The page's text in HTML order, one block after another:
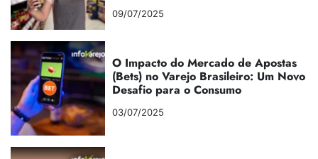
09/07/2025
O Impacto do Mercado de Apostas
(Bets) no Varejo Brasileiro: Um Novo
Desafio para o Consumo
03/07/2025